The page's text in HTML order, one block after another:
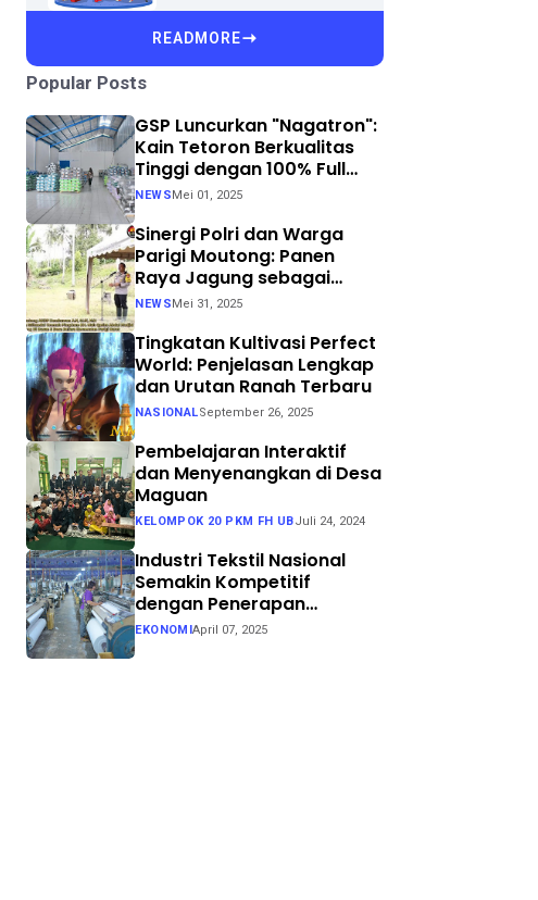
READMORE
Popular Posts
GSP Luncurkan "Nagatron":
Kain Tetoron Berkualitas
Tinggi dengan 100% Full
Process
NEWS Mei 01, 2025
Sinergi Polri dan Warga
Parigi Moutong: Panen
Raya Jagung sebagai
Langkah Nyata Menuju
NEWS Mei 31, 2025
Tingkatan Kultivasi Perfect
World: Penjelasan Lengkap
dan Urutan Ranah Terbaru
NASIONALSeptember 26, 2025
Pembelajaran Interaktif
dan Menyenangkan di Desa
Maguan
KELOMPOK 20 PKM FH UBJuli 24, 2024
Industri Tekstil Nasional
Semakin Kompetitif
dengan Penerapan
Teknologi Air Jet Loom dan
EKONOMIApril 07, 2025